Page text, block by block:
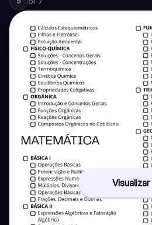
Visualizar